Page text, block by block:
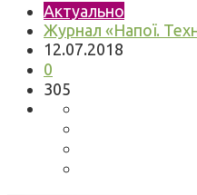
Актуально
Журнал «Напої.
12.07.2018
0
305